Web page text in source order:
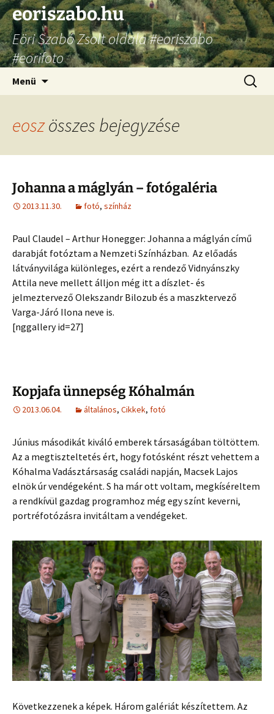
Ugrás
a
tartalomhoz
eoriszabo.hu
Eöri Szabó Zsolt oldala #eoriszabo
#eorifoto
Menü
eoszösszes bejegyzése
Johanna a máglyán – fotógaléria
2013.11.30. fotó, színház
Paul Claudel – Arthur Honegger: Johanna a máglyán című
darabját fotóztam a Nemzeti Színházban. Az előadás
látványvilága különleges, ezért a rendező Vidnyánszky
Attila neve mellett álljon még itt a díszlet- és
jelmeztervező Olekszandr Bilozub és a maszktervező
Varga-Járó Ilona neve is.
[nggallery id=27]
Kopjafa ünnepség Kóhalmán
2013.06.04. általános, Cikkek, fotó
Június másodikát kiváló emberek társaságában töltöttem.
Az a megtiszteltetés ért, hogy fotósként részt vehettem a
Kóhalma Vadásztársaság családi napján, Macsek Lajos
elnök úr vendégeként. S ha már ott voltam, megkíséreltem
a rendkívül gazdag programhoz még egy színt keverni,
portréfotózásra invitáltam a vendégeket.
Következzenek a képek. Három galériát készítettem. Az